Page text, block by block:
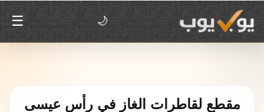
🌙
☰
مقطع لقاطرات الغاز في رأس عيسى